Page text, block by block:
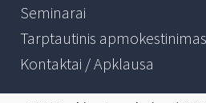
Seminarai
Tarptautinis apmokestinimas
Kontaktai / Apklausa